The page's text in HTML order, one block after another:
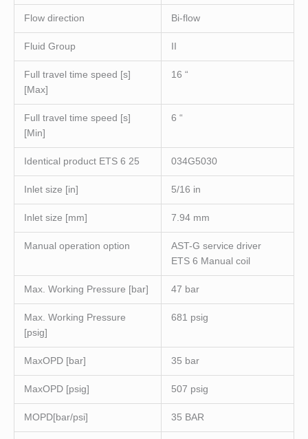
Flow direction Bi-flow
Fluid Group
Full travel time speed [s]
[Max]
16 “
Full travel time speed [s]
[Min]
6 “
Identical product ETS 6 25 034G5030
Inlet size [in] 5/16 in
Inlet size [mm] 7.94 mm
Manual operation option
AST-G service driver
ETS 6 Manual coil
Max. Working Pressure [bar] 47 bar
Max. Working Pressure
[psig]
681 psig
MaxOPD [bar] 35 bar
MaxOPD [psig] 507 psig
MOPD[bar/psi] 35 BAR